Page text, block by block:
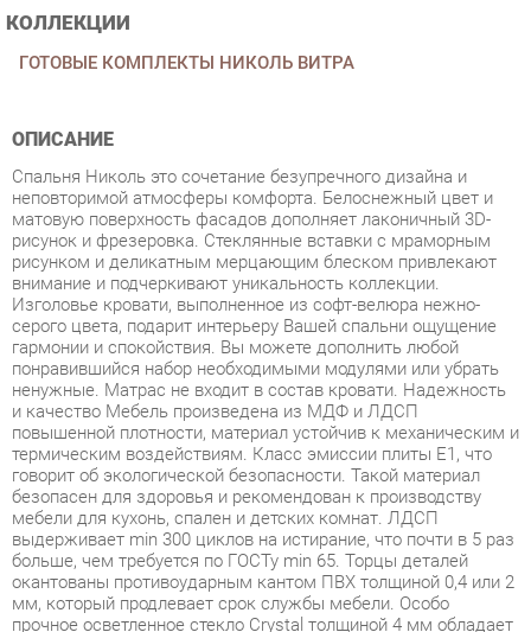
ОПИСАНИЕ
неповторимой атмосферы комфорта. Белоснежный цвет и
матовую поверхность фасадов дополняет лаконичный 3D-
рисунок и фрезеровка. Стеклянные вставки с мраморным
рисунком и деликатным мерцающим блеском привлекают
внимание и подчеркивают уникальность коллекции.
Изголовье кровати, выполненное из софт-велюра нежно-
серого цвета, подарит интерьеру Вашей спальни ощущение
гармонии и спокойствия. Вы можете дополнить любой
понравившийся набор необходимыми модулями или убрать
ненужные. Матрас не входит в состав кровати. Надежность
и качество Мебель произведена из МДФ и ЛДСП
повышенной плотности, материал устойчив к механическим и
термическим воздействиям. Класс эмиссии плиты Е1, что
говорит об экологической безопасности. Такой материал
безопасен для здоровья и рекомендован к производству
мебели для кухонь, спален и детских комнат. ЛДСП
выдерживает min 300 циклов на истирание, что почти в 5 раз
больше, чем требуется по ГОСТу min 65. Торцы деталей
окантованы противоударным кантом ПВХ толщиной 0,4 или 2
мм, который продлевает срок службы мебели. Особо
прочное осветленное стекло Crystal толщиной 4 мм обладает
максимальной прозрачностью и обеспечивает безопасную и
длительную эксплуатацию. Спинка кровати выполнена из
прочного и износостойкого софт-велюра, отличается
повышенной степенью комфорта, что обеспечивается